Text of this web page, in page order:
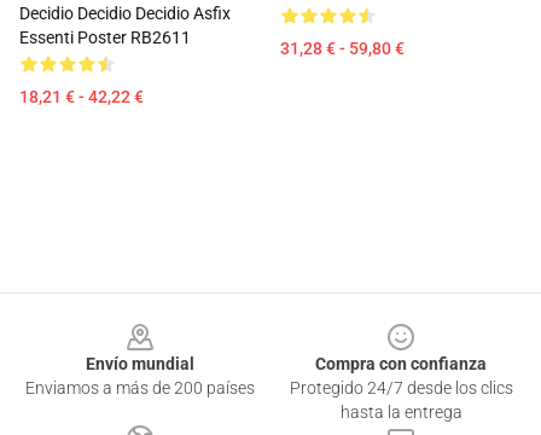
Decidio Decidio Decidio Asfix
Essenti Poster RB2611
18,21 € - 42,22 €
31,28 € - 59,80 €
Envío mundial
Enviamos a más de 200 países
Compra con confianza
Protegido 24/7 desde los clics
hasta la entrega